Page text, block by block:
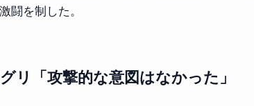
闘を制した。
リ「攻撃的な意図はなかった」